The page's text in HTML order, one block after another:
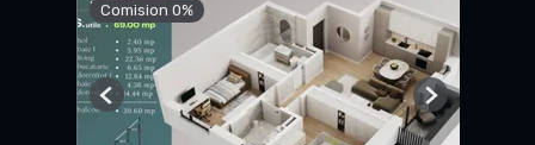
Comision 0%
Previous Next